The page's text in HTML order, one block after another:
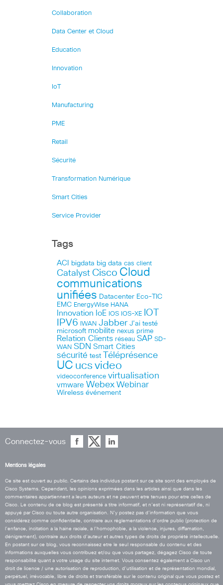
Collaboration
Data Center et Cloud
Education
Innovation
IoT
Manufacturing
PME
Retail
Sécurité
Transformation Numérique
Smart Cities
Service Provider
Tags
ACI bigdata big data cas client
Catalyst Cisco Cloud
communications
unifiées Datacenter Eco-TIC
EMC EnergyWise HANA
Innovation IoE IOS IOS-XE IOT
IPV6 IWAN Jabber J’ai testé
microsoft mobilite nexus prime
Relation Clients réseau SAP SD-
WAN SDN Smart Cities
sécurité test Téléprésence
UC ucs video
videoconference virtualisation
vmware Webex Webinar
Wireless événement
Connectez-vous
Mentions légales
Ce site est ouvert au public. Certains des individus postant sur ce site sont des employés de
Cisco Systems. Cependant, les opinions exprimées dans les articles ainsi que dans les
commentaires appartiennent a leurs auteurs et ne peuvent etre tenues pour etre celles de
Cisco. Le contenu de ce blog est présenté a titre informatif, et n’est ni représentatif de, ni
appuyé par Cisco ou toute autre organisation. N’y postez pas d’information que vous
considérez comme confidentielle, contraire aux réglementations d’ordre public (protection de
l’enfance, incitation a la haine raciale, a l’homophobie, a la violence, injures, diffamation,
dénigrement), contraire aux droits d’auteur et autres types de droits de propriété intellectuelle.
En postant sur ce blog, vous reconnaissez etre le seul responsable du contenu et des
informations auxquelles vous contribuez et/ou que vous partagez, dégagez Cisco de toute
responsabilité quant a votre usage du site internet. Vous consentez également a Cisco un
droit de licence / une autorisation de reproduction, d’utilisation et de représentation mondial,
perpétuel, irrévocable, libre de droits et transférable sur le contenu original que vous postez et